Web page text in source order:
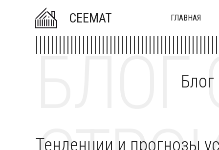
CEEMAT ГЛАВНАЯ
БЛОГ
Тенденции и прогнозы